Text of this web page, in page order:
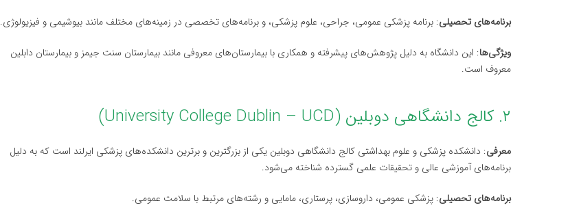
برنامه‌های تحصیلی: برنامه پزشکی عمومی، جراحی، علوم پزشکی، و برنامه‌های تخصصی در زمینه‌های مختلف مانند بیوشیمی و فیزیولوژی.
ویژگی‌ها: این دانشگاه به دلیل پژوهش‌های پیشرفته و همکاری با بیمارستان‌های معروفی مانند بیمارستان سنت جیمز و بیمارستان دابلین
معروف است.
۲. کالج دانشگاهی دوبلین (University College Dublin – UCD)
معرفی: دانشکده پزشکی و علوم بهداشتی کالج دانشگاهی دوبلین یکی از بزرگترین و برترین دانشکده‌های پزشکی ایرلند است که به دلیل
برنامه‌های آموزشی عالی و تحقیقات علمی گسترده شناخته می‌شود.
برنامه‌های تحصیلی: پزشکی عمومی، داروسازی، پرستاری، مامایی و رشته‌های مرتبط با سلامت عمومی.